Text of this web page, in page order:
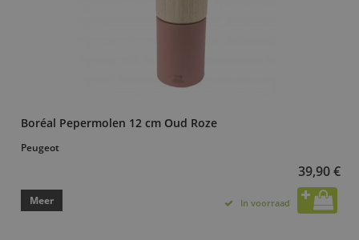
Boréal Pepermolen 12 cm Oud Roze
Peugeot
39,90 €
Meer In voorraad